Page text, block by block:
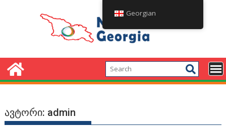
ავტორი: admin
Georgian